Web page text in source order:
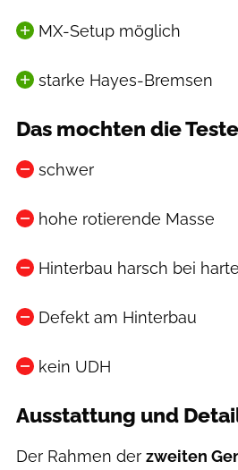
MX-Setup möglich
starke Hayes-Bremsen
Das mochten die
schwer
hohe rotierende Masse
Hinterbau harsch bei
Defekt am Hinterbau
kein UDH
Ausstattung und
Der Rahmen der zweiten